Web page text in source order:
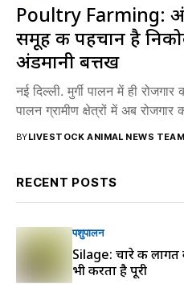
Poultry Farming:
समूह की पहचान है
अंडमानी बत्तख
नई दिल्ली. मुर्गी पालन में ही
पालन ग्रामीण क्षेत्रों में अब रोजगार
BYLIVESTOCK ANIMAL NEWS
RECENT POSTS
पशुपालन
Silage: चारे की
भी करता है पूरी